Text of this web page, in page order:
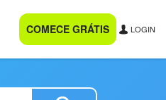
COMECE GRÁTIS LOGIN